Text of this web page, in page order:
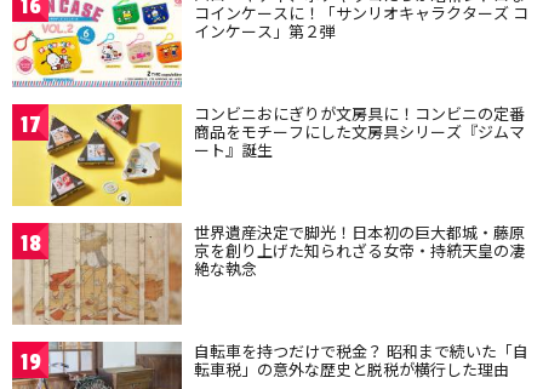
16 コインケースに！「サンリオキャラクターズ コ
インケース」第２弾
17 コンビニおにぎりが文房具に！コンビニの定番
商品をモチーフにした文房具シリーズ『ジムマ
ート』誕生
18 世界遺産決定で脚光！日本初の巨大都城・藤原
京を創り上げた知られざる女帝・持統天皇の凄
絶な執念
19 自転車を持つだけで税金？ 昭和まで続いた「自
転車税」の意外な歴史と脱税が横行した理由